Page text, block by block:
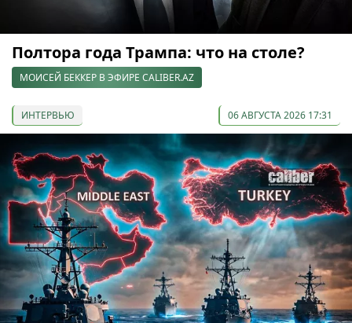
Полтора года Трампа: что на столе?
МОИСЕЙ БЕККЕР В ЭФИРЕ CALIBER.AZ
ИНТЕРВЬЮ 06 АВГУСТА 2026 17:31